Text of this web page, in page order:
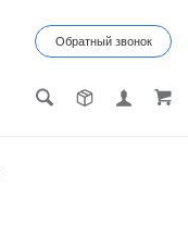
Обратный звонок